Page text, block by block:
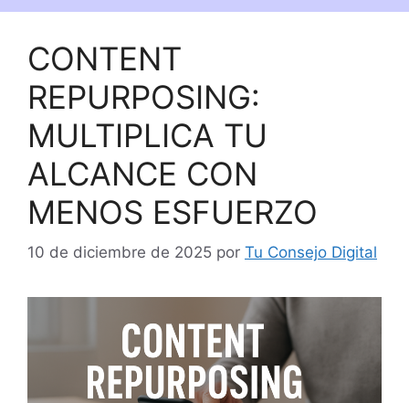
CONTENT
REPURPOSING:
MULTIPLICA TU
ALCANCE CON
MENOS ESFUERZO
10 de diciembre de 2025 por Tu Consejo Digital